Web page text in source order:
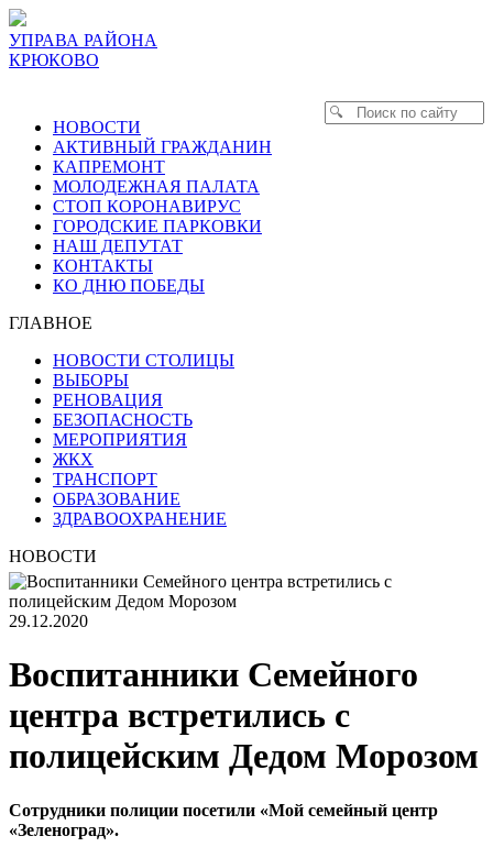
УПРАВА РАЙОНА
КРЮКОВО
НОВОСТИ
АКТИВНЫЙ ГРАЖДАНИН
КАПРЕМОНТ
МОЛОДЕЖНАЯ ПАЛАТА
СТОП КОРОНАВИРУС
ГОРОДСКИЕ ПАРКОВКИ
НАШ ДЕПУТАТ
КОНТАКТЫ
КО ДНЮ ПОБЕДЫ
ГЛАВНОЕ
НОВОСТИ СТОЛИЦЫ
ВЫБОРЫ
РЕНОВАЦИЯ
БЕЗОПАСНОСТЬ
МЕРОПРИЯТИЯ
ЖКХ
ТРАНСПОРТ
ОБРАЗОВАНИЕ
ЗДРАВООХРАНЕНИЕ
НОВОСТИ
29.12.2020
Воспитанники Семейного
центра встретились с
полицейским Дедом Морозом
Сотрудники полиции посетили «Мой семейный центр
«Зеленоград».